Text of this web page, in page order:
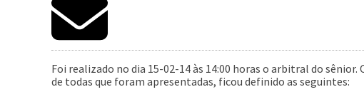
Foi realizado no dia 15-02-14 às 14:00 horas o arbitral do
de todas que foram apresentadas, ficou definido as seguintes: